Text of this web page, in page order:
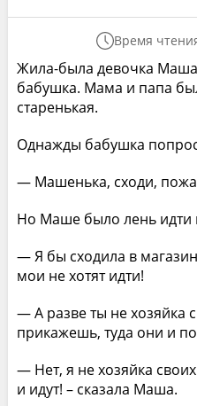
Время
Жила-была девочка
бабушка. Мама и папа
старенькая.
Однажды бабушка
— Машенька, сходи,
Но Маше было лень идти
— Я бы сходила в
мои не хотят идти!
— А разве ты не хозяйка
прикажешь, туда они и
— Нет, я не хозяйка
и идут! – сказала Маша.